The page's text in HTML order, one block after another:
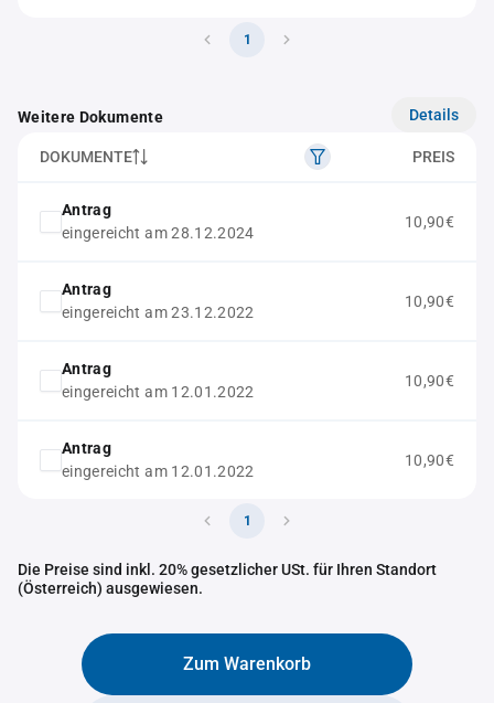
1
Weitere Dokumente Details
DOKUMENTE PREIS
Antrag
eingereicht am 28.12.2024
10,90€
Antrag
eingereicht am 23.12.2022
10,90€
Antrag
eingereicht am 12.01.2022
10,90€
Antrag
eingereicht am 12.01.2022
10,90€
1
Die Preise sind inkl. 20% gesetzlicher USt. für Ihren Standort
(Österreich) ausgewiesen.
Zum Warenkorb